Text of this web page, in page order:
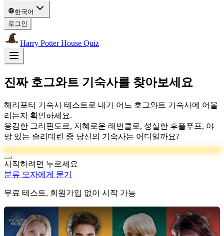
한국어
로그인
Harry Potter House Quiz
진짜 호그와트 기숙사를 찾아보세요
해리포터 기숙사 테스트로 내가 어느 호그와트 기숙사에 어울
리는지 확인하세요.
용감한 그리핀도르, 지혜로운 래번클로, 성실한 후플푸프, 야
망 있는 슬리데린 중 당신의 기숙사는 어디일까요?
시작하려면 누르세요
분류 모자에게 묻기
무료 테스트, 회원가입 없이 시작 가능